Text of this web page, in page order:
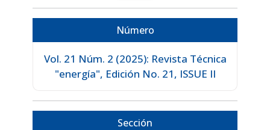
Número
Vol. 21 Núm. 2 (2025): Revista Técnica
"energía", Edición No. 21, ISSUE II
Sección